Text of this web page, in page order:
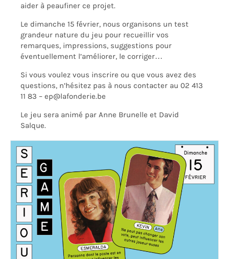
aider à peaufiner ce projet.
Le dimanche 15 février, nous organisons un test
grandeur nature du jeu pour recueillir vos
remarques, impressions, suggestions pour
éventuellement l’améliorer, le corriger…
Si vous voulez vous inscrire ou que vous avez des
questions, n’hésitez pas à nous contacter au 02 413
11 83 – ep@lafonderie.be
Le jeu sera animé par Anne Brunelle et David
Salque.